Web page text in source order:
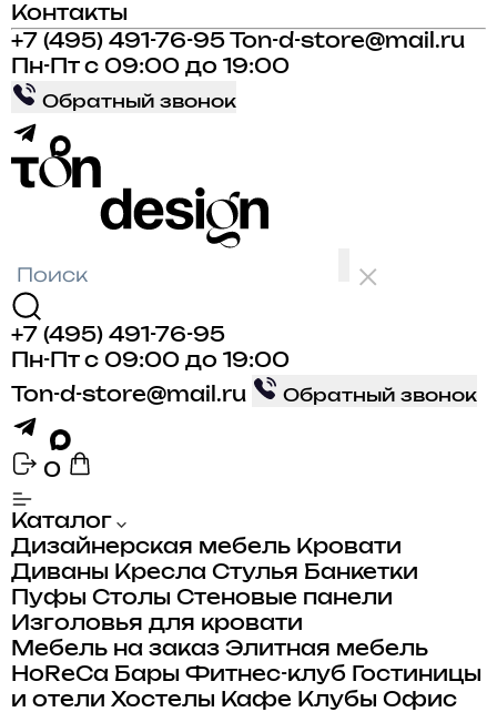
Контакты
+7 (495) 491-76-95
Ton-d-store@mail.ru
Пн-Пт с 09:00 до 19:00
Обратный звонок
+7 (495) 491-76-95
Пн-Пт с 09:00 до 19:00
Ton-d-store@mail.ru
Обратный звонок
0
Каталог
Дизайнерская мебель Кровати
Диваны Кресла Стулья Банкетки
Пуфы Столы Стеновые панели
Изголовья для кровати
Мебель на заказ Элитная мебель
HoReCa Бары Фитнес-клуб
Гостиницы
и отели Хостелы Кафе Клубы Офис